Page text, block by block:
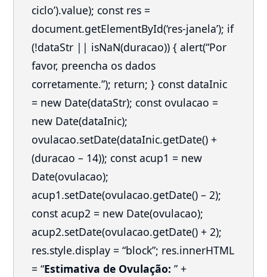
ciclo’).value); const res =
document.getElementById(‘res-janela’); if
(!dataStr || isNaN(duracao)) { alert(“Por
favor, preencha os dados
corretamente.”); return; } const dataInic
= new Date(dataStr); const ovulacao =
new Date(dataInic);
ovulacao.setDate(dataInic.getDate() +
(duracao – 14)); const acup1 = new
Date(ovulacao);
acup1.setDate(ovulacao.getDate() – 2);
const acup2 = new Date(ovulacao);
acup2.setDate(ovulacao.getDate() + 2);
res.style.display = “block”; res.innerHTML
= “Estimativa de Ovulação: ” +